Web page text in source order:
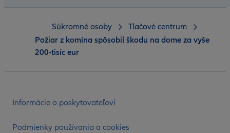
Informácie o poskytovateľovi
Podmienky používania a cookies
Súkromné osoby
Tlačové centrum
Požiar z komína spôsobil škodu na dome za vyše
200-tisíc eur